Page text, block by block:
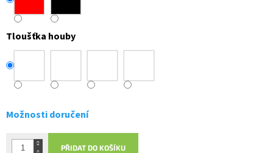
Tloušťka houby
Možnosti doručení
PŘIDAT DO KOŠÍKU